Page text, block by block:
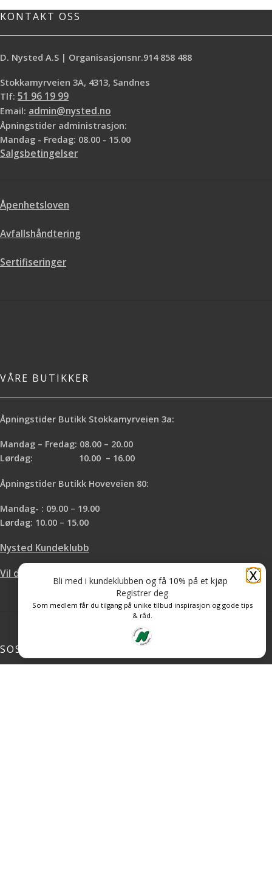
KONTAKT OSS
D. Nysted A.S | Organisasjonsnr.914 858 488
Stokkamyrveien 3A, 4313, Sandnes
Tlf: 51 96 19 99
Email: admin@nysted.no
Åpningstider administrasjon:
Mandag - Fredag: 08.00 - 15.00
Salgsbetingelser
Åpenhetsloven
Avfallshåndtering
Sertifiseringer
VÅRE BUTIKKER
Åpningstider Butikk Stokkamyrveien 3a:
Mandag – Fredag: 08.00 – 20.00
Lørdag: 10.00 – 16.00
Åpningstider Butikk Hoveveien 80:
Mandag- : 09.00 – 19.00
Lørdag: 10.00 – 15.00
Nysted Kundeklubb
Vil du leie hos oss?
SOSIALE MEDIER
X
Bli med i kundeklubben og få 10% på et kjøp
Registrer deg
Som medlem får du tilgang på unike tilbud inspirasjon og gode tips
& råd.